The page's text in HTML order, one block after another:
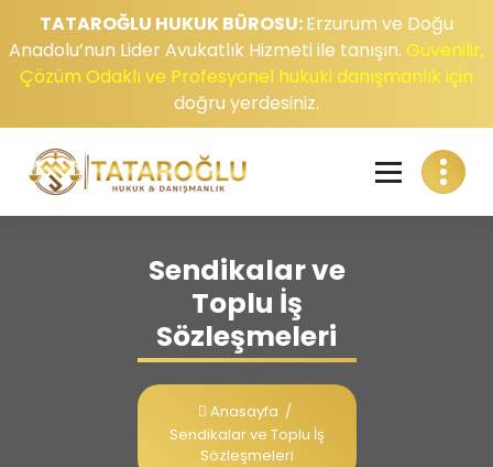
TATAROĞLU HUKUK BÜROSU:Erzurum ve Doğu
Anadolu’nun Lider Avukatlık Hizmeti ile tanışın. Güvenilir,
Çözüm Odaklı ve Profesyonel hukuki danışmanlık için
doğru yerdesiniz.
Sendikalar ve
Toplu İş
Sözleşmeleri
Anasayfa /
Sendikalar ve Toplu İş
Sözleşmeleri